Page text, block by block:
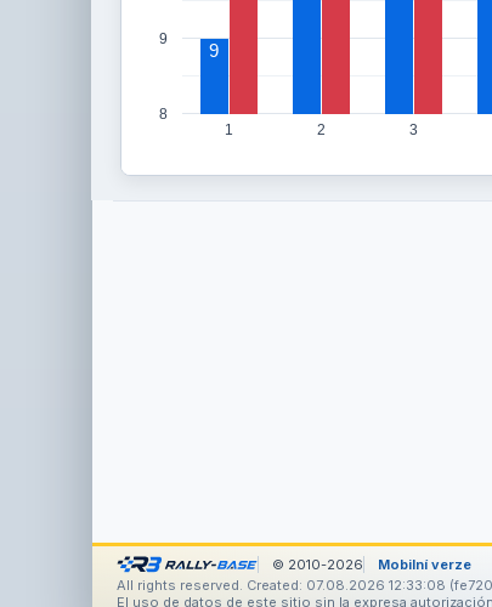
1 2 3
8
9
9
© 2010-2026 Mobilní verze
All rights reserved. Created: 07.08.2026 12:33:08
El uso de datos de este sitio sin la expresa